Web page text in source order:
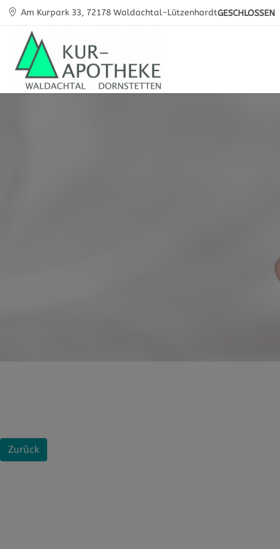
Am Kurpark 33, 72178 Waldachtal-LützenhardtGESCHLOSSEN
Zurück